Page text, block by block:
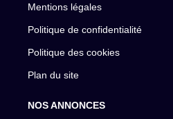
Mentions légales
Politique de confidentialité
Politique des cookies
Plan du site
NOS ANNONCES